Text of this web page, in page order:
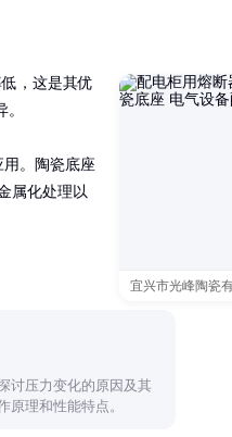
宜兴市光峰陶瓷
，这是其优
用。陶瓷底座
属化处理以
讨压力变化的原因及其
原理和性能特点。